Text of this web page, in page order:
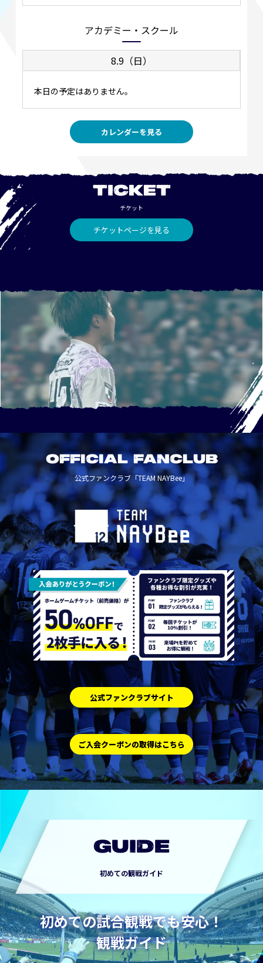
アカデミー・スクール
8.9（日）
本日の予定はありません。
カレンダーを見る
TICKET
チケット
チケットページを見る
OFFICIAL FANCLUB
公式ファンクラブ「TEAM NAYBee」
公式ファンクラブサイト
ご入会クーポンの取得はこちら
GUIDE
初めての観戦ガイド
初めての試合観戦でも安心！
観戦ガイド